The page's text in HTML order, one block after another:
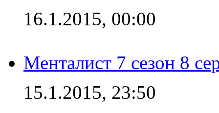
16.1.2015, 00:00
Менталист 7 сезон 8
15.1.2015, 23:50